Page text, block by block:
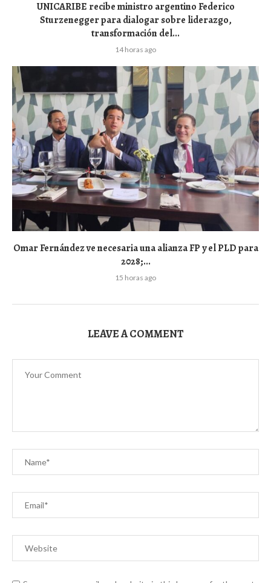
UNICARIBE recibe ministro argentino Federico
Sturzenegger para dialogar sobre liderazgo,
transformación del...
14 horas ago
Omar Fernández ve necesaria una alianza FP y el PLD para
2028;...
15 horas ago
LEAVE A COMMENT